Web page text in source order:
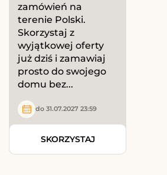
zamówień na
terenie Polski.
Skorzystaj z
wyjątkowej oferty
już dziś i zamawiaj
prosto do swojego
domu bez...
do 31.07.2027 23:59
SKORZYSTAJ